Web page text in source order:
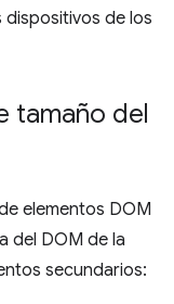
de los
tamaño del
elementos DOM
del DOM de la
secundarios: